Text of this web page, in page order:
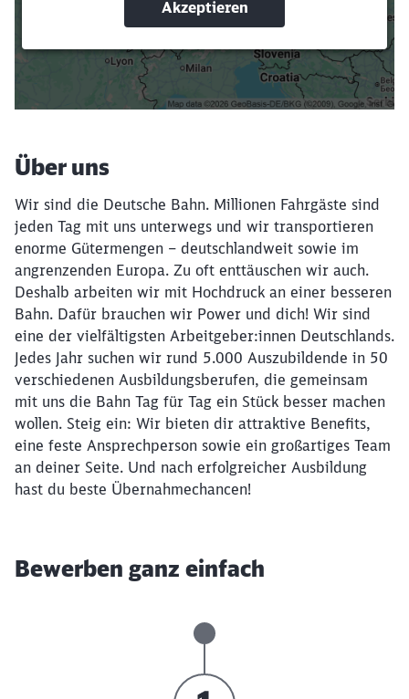
Suchbegriffe eingeben
Filter setzen
Über uns
Wir sind die Deutsche Bahn. Millionen Fahrgäste sind
jeden Tag mit uns unterwegs und wir transportieren
enorme Gütermengen – deutschlandweit sowie im
angrenzenden Europa. Zu oft enttäuschen wir auch.
Deshalb arbeiten wir mit Hochdruck an einer besseren
Bahn. Dafür brauchen wir Power und dich! Wir sind
eine der vielfältigsten Arbeitgeber:innen Deutschlands.
Jedes Jahr suchen wir rund 5.000 Auszubildende in 50
verschiedenen Ausbildungsberufen, die gemeinsam
mit uns die Bahn Tag für Tag ein Stück besser machen
wollen. Steig ein: Wir bieten dir attraktive Benefits,
eine feste Ansprechperson sowie ein großartiges Team
an deiner Seite. Und nach erfolgreicher Ausbildung
hast du beste Übernahmechancen!
Bewerben ganz einfach